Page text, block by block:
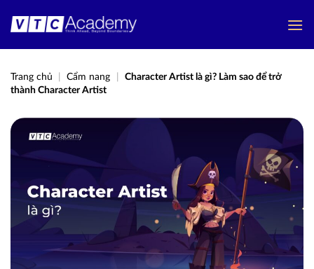
qua
Trang chủ Cẩm nang
Character Artist là gì? Làm sao để trở
thành Character Artist